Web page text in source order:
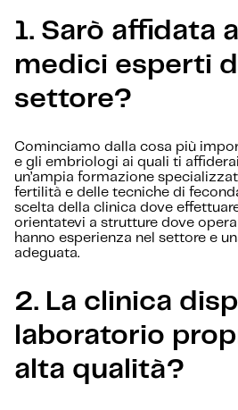
1. Sarò affidata
medici esperti
settore?
Cominciamo dalla cosa più
e gli embriologi ai quali ti
un’ampia formazione
fertilità e delle tecniche di
scelta della clinica dove
orientatevi a strutture dove
hanno esperienza nel settore e
adeguata.
2. La clinica
laboratorio
alta qualità?